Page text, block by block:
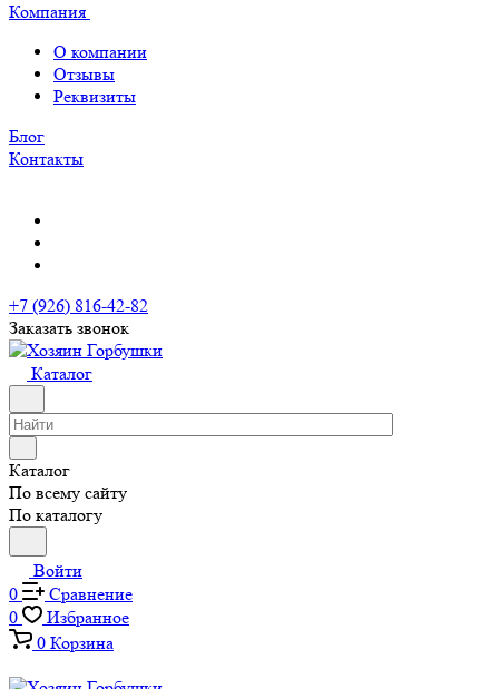
Компания
О компании
Отзывы
Реквизиты
Блог
Контакты
+7 (926) 816-42-82
Заказать звонок
Каталог
Каталог
По всему сайту
По каталогу
Войти
0
Сравнение
0
Избранное
0 Корзина